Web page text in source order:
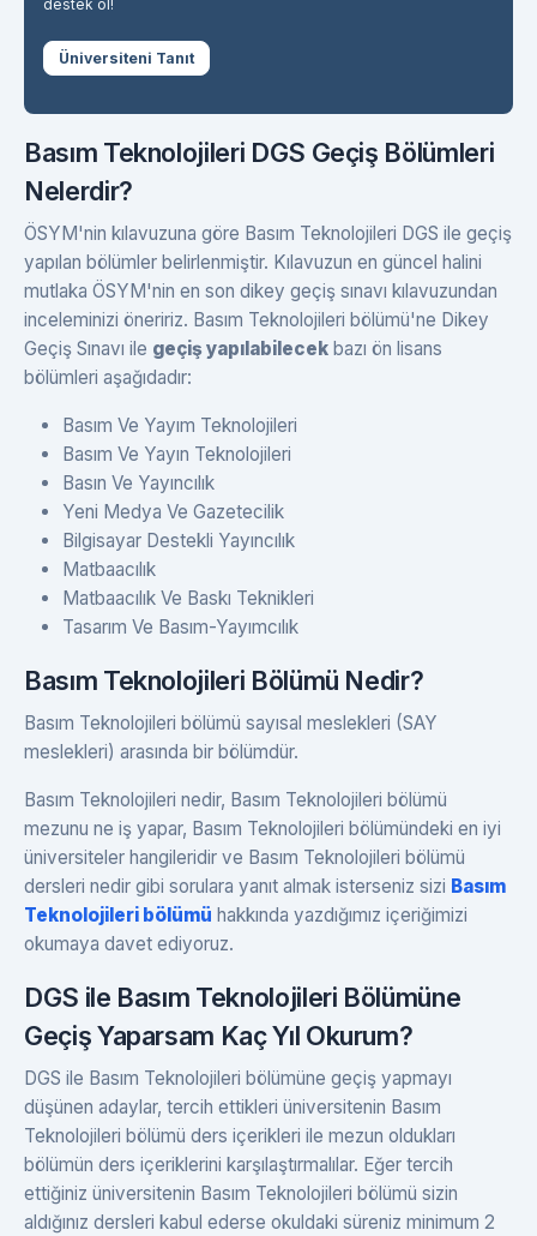
destek ol!
Üniversiteni Tanıt
Basım Teknolojileri DGS Geçiş Bölümleri
Nelerdir?
ÖSYM'nin kılavuzuna göre Basım Teknolojileri DGS ile geçiş
yapılan bölümler belirlenmiştir. Kılavuzun en güncel halini
mutlaka ÖSYM'nin en son dikey geçiş sınavı kılavuzundan
inceleminizi öneririz. Basım Teknolojileri bölümü'ne Dikey
Geçiş Sınavı ile geçiş yapılabilecek bazı ön lisans
bölümleri aşağıdadır:
Basım Ve Yayım Teknolojileri
Basım Ve Yayın Teknolojileri
Basın Ve Yayıncılık
Yeni Medya Ve Gazetecilik
Bilgisayar Destekli Yayıncılık
Matbaacılık
Matbaacılık Ve Baskı Teknikleri
Tasarım Ve Basım-Yayımcılık
Basım Teknolojileri Bölümü Nedir?
Basım Teknolojileri bölümü sayısal meslekleri (SAY
meslekleri) arasında bir bölümdür.
Basım Teknolojileri nedir, Basım Teknolojileri bölümü
mezunu ne iş yapar, Basım Teknolojileri bölümündeki en iyi
üniversiteler hangileridir ve Basım Teknolojileri bölümü
dersleri nedir gibi sorulara yanıt almak isterseniz sizi Basım
Teknolojileri bölümü hakkında yazdığımız içeriğimizi
okumaya davet ediyoruz.
DGS ile Basım Teknolojileri Bölümüne
Geçiş Yaparsam Kaç Yıl Okurum?
DGS ile Basım Teknolojileri bölümüne geçiş yapmayı
düşünen adaylar, tercih ettikleri üniversitenin Basım
Teknolojileri bölümü ders içerikleri ile mezun oldukları
bölümün ders içeriklerini karşılaştırmalılar. Eğer tercih
ettiğiniz üniversitenin Basım Teknolojileri bölümü sizin
aldığınız dersleri kabul ederse okuldaki süreniz minimum 2